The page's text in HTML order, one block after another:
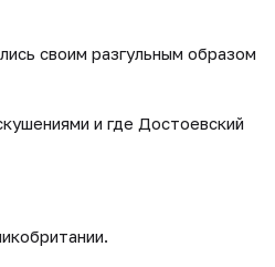
своим разгульным образом
и где Достоевский